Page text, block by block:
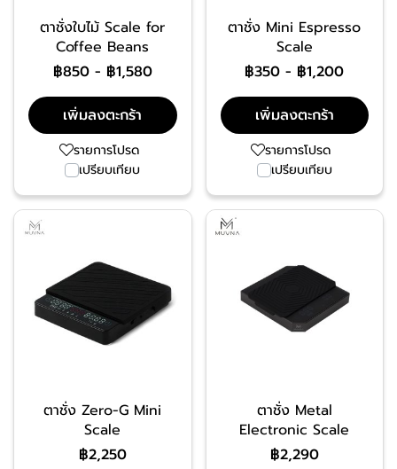
ตาชั่งใบไม้ Scale for
Coffee Beans
฿850- ฿1,580
เพิ่มลงตะกร้า
รายการโปรด
เปรียบเทียบ
ตาชั่ง Mini Espresso
Scale
฿350 - ฿1,200
เพิ่มลงตะกร้า
รายการโปรด
เปรียบเทียบ
ตาชั่ง Zero-G Mini
Scale
฿2,250
ตาชั่ง Metal
Electronic Scale
฿2,290